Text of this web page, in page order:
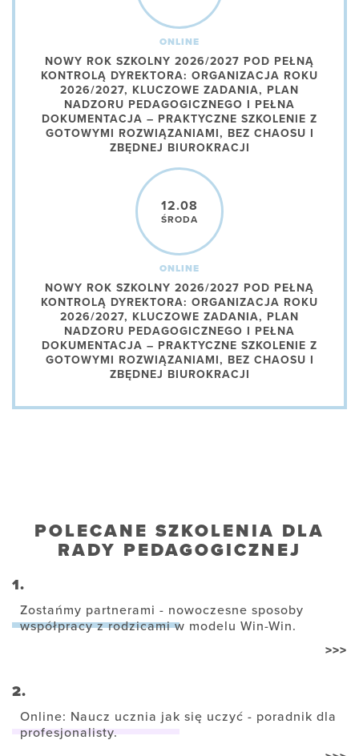
ONLINE
NOWY ROK SZKOLNY 2026/2027 POD PEŁNĄ
KONTROLĄ DYREKTORA: ORGANIZACJA ROKU
2026/2027, KLUCZOWE ZADANIA, PLAN
NADZORU PEDAGOGICZNEGO I PEŁNA
DOKUMENTACJA – PRAKTYCZNE SZKOLENIE Z
GOTOWYMI ROZWIĄZANIAMI, BEZ CHAOSU I
ZBĘDNEJ BIUROKRACJI
12.08
ŚRODA
ONLINE
NOWY ROK SZKOLNY 2026/2027 POD PEŁNĄ
KONTROLĄ DYREKTORA: ORGANIZACJA ROKU
2026/2027, KLUCZOWE ZADANIA, PLAN
NADZORU PEDAGOGICZNEGO I PEŁNA
DOKUMENTACJA – PRAKTYCZNE SZKOLENIE Z
GOTOWYMI ROZWIĄZANIAMI, BEZ CHAOSU I
ZBĘDNEJ BIUROKRACJI
POLECANE SZKOLENIA DLA
RADY PEDAGOGICZNEJ
1.
Zostańmy partnerami - nowoczesne sposoby
współpracy z rodzicami w modelu Win-Win.
>>>
2.
Online: Naucz ucznia jak się uczyć - poradnik dla
profesjonalisty.